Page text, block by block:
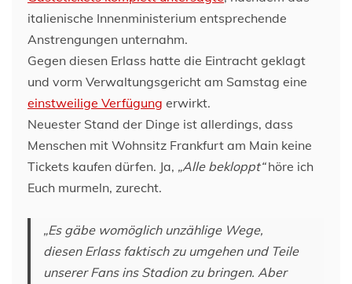
italienische Innenministerium entsprechende
Anstrengungen unternahm.
Gegen diesen Erlass hatte die Eintracht geklagt
und vorm Verwaltungsgericht am Samstag eine
einstweilige Verfügung erwirkt.
Neuester Stand der Dinge ist allerdings, dass
Menschen mit Wohnsitz Frankfurt am Main keine
Tickets kaufen dürfen. Ja, „Alle bekloppt“höre ich
Euch murmeln, zurecht.
„Es gäbe womöglich unzählige Wege,
diesen Erlass faktisch zu umgehen und Teile
unserer Fans ins Stadion zu bringen. Aber